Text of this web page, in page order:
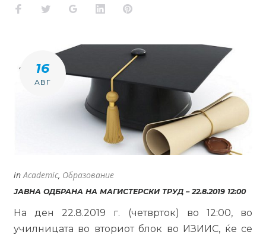
Facebook
TwitterGoogle+LinkedInPinterest
16
АВГ
inAcademic, Образование
ЈАВНА ОДБРАНА НА МАГИСТЕРСКИ ТРУД – 22.8.2019 12:00
На ден 22.8.2019 г. (четврток) во 12:00, во
училницата во вториот блок во ИЗИИС, ќе се